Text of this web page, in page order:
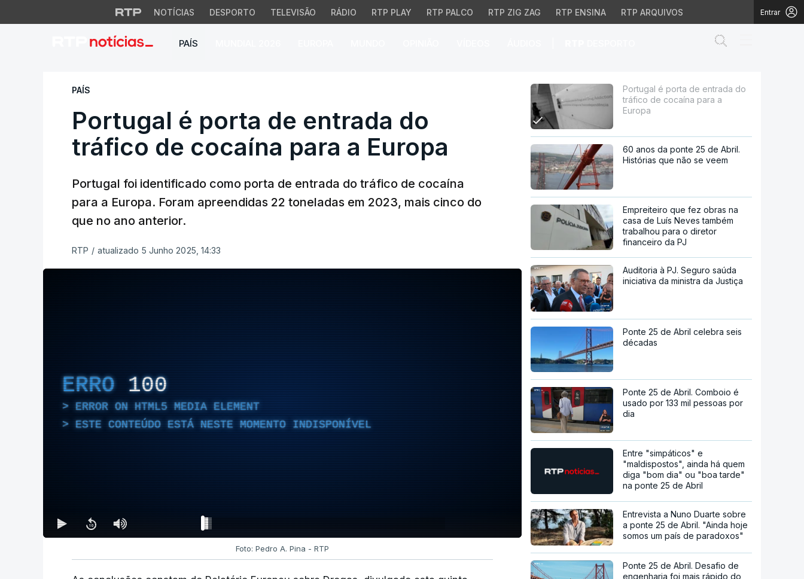
NOTÍCIAS DESPORTO TELEVISÃO RÁDIO RTP PLAY RTP PALCO RTP ZIG ZAG RTP ENSINA RTP ARQUIVOS Entrar
PAÍS
Portugal é porta de entrada do tráfico de cocaína para a Europa
PAÍS
Portugal é porta de entrada do
tráfico de cocaína para a Europa
Portugal foi identificado como porta de entrada do tráfico de cocaína
para a Europa. Foram apreendidas 22 toneladas em 2023, mais cinco do
que no ano anterior.
RTP / atualizado 5 Junho 2025, 14:33
ERRO 100
ERROR ON HTML5 MEDIA ELEMENT
ESTE CONTEÚDO ESTÁ NESTE MOMENTO INDISPONÍVEL
Foto: Pedro A. Pina - RTP
Portugal é porta de entrada do
tráfico de cocaína para a
Europa
60 anos da ponte 25 de Abril.
Histórias que não se veem
Empreiteiro que fez obras na
casa de Luís Neves também
trabalhou para o diretor
financeiro da PJ
Auditoria à PJ. Seguro saúda
iniciativa da ministra da Justiça
Ponte 25 de Abril celebra seis
décadas
Ponte 25 de Abril. Comboio é
usado por 133 mil pessoas por
dia
Entre "simpáticos" e
"maldispostos", ainda há quem
diga "bom dia" ou "boa tarde"
na ponte 25 de Abril
Entrevista a Nuno Duarte sobre
a ponte 25 de Abril. "Ainda hoje
somos um país de paradoxos"
Ponte 25 de Abril. Desafio de
engenharia foi mais rápido do